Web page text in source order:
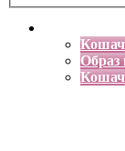
Образ